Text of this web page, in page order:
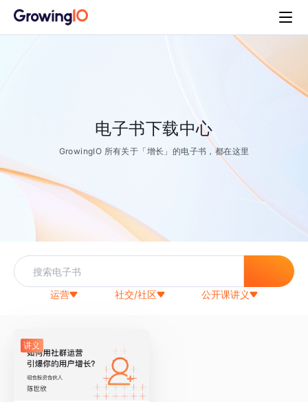
电子书下载中心
GrowingIO 所有关于「增长」的电子书，都在这里
运营 社交/社区 公开课讲义
讲义